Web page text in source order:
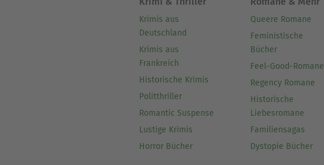
Krimis aus
Deutschland
Krimis aus
Frankreich
Historische Krimis
Politthriller
Romantic Suspense
Lustige Krimis
Horror Bücher
Queere Romane
Feministische
Bücher
Feel-Good-Romane
Regency Romane
Historische
Liebesromane
Familiensagas
Dystopie Bücher